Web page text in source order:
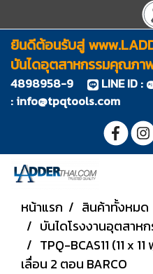
ยินดีต้อนรับสู่
บันไดอุตสาหกรรมคุณภา
4898958-9
LINE ID :
:info@tpqtools.com
หน้าแรก
สินค้าทั้งหมด
บันไดโรงงานอุตสาห
TPQ-BCAS11 (11 x
เลื่อน 2 ตอน BARCO